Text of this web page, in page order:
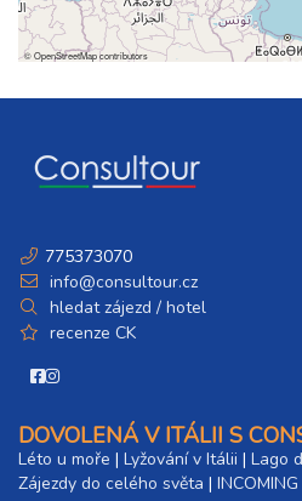
©OpenStreetMapcontributors
775373070
info@consultour.cz
hledat zájezd / hotel
recenze CK
DOVOLENÁ V ITÁLII S
Léto u moře | Lyžování v Itálii | Lago
Zájezdy do celého světa | INCOMING